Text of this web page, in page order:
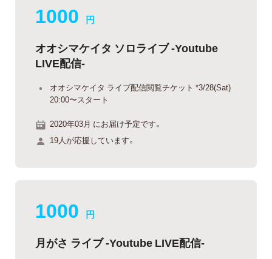
1000 円
オオシマケイタ ソロライブ -Youtube
LIVE配信-
オオシマケイタ ライブ配信閲覧チケット *3/28(Sat)
20:00〜スタート
2020年03月 にお届け予定です。
19人が応援しています。
1000 円
月がさ ライブ -Youtube LIVE配信-